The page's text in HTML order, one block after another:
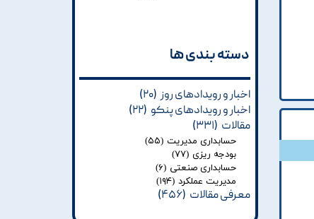
دسته بندی ها​​​​​​​
اخبار و رویدادهای روز (۲۰)
اخبار و رویدادهای پنکو (۲۲)
مقالات (۳۳۱)
حسابداری مدیریت (۵۵)
بودجه ریزی (۷۷)
حسابداری صنعتی (۶)
مدیریت عملکرد (۱۹۴)
معرفی مقالات (۴۵۶)